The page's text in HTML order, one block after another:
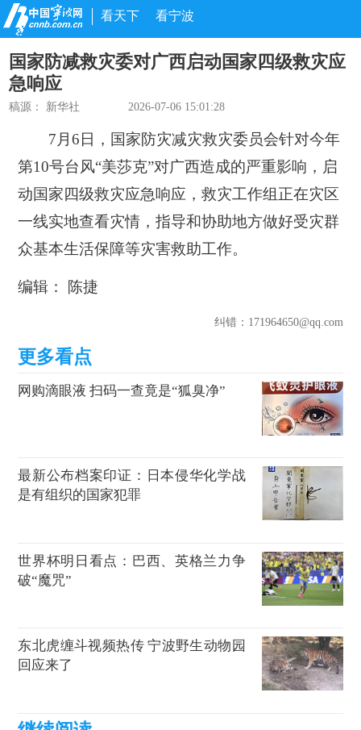
看天下 看宁波
国家防减救灾委对广西启动国家四级救灾应
急响应
稿源： 新华社 2026-07-06 15:01:28
7月6日，国家防灾减灾救灾委员会针对今年
第10号台风“美莎克”对广西造成的严重影响，启
动国家四级救灾应急响应，救灾工作组正在灾区
一线实地查看灾情，指导和协助地方做好受灾群
众基本生活保障等灾害救助工作。
编辑： 陈捷
纠错：171964650@qq.com
网购滴眼液 扫码一查竟是“狐臭净”
最新公布档案印证：日本侵华化学战
是有组织的国家犯罪
世界杯明日看点：巴西、英格兰力争
破“魔咒”
东北虎缠斗视频热传 宁波野生动物园
回应来了